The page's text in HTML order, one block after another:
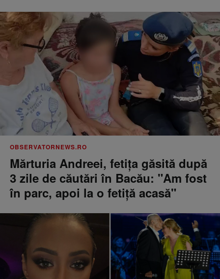
OBSERVATORNEWS.RO
Mărturia Andreei, fetiţa găsită după
3 zile de căutări în Bacău: "Am fost
în parc, apoi la o fetiţă acasă"